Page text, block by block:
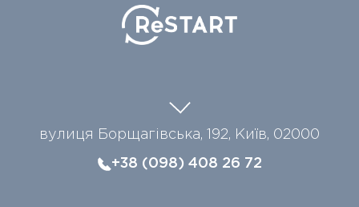
вулиця Борщагівська, 192, Київ, 02000
+38 (098) 408 26 72